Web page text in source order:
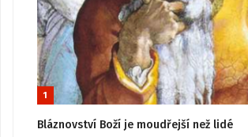
1
Bláznovství Boží je moudřejší než lidé